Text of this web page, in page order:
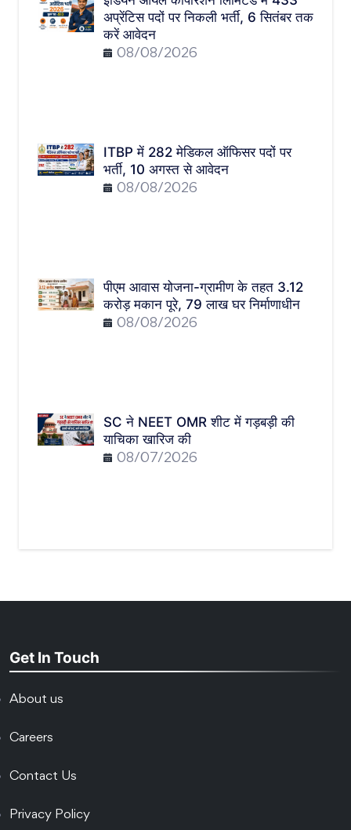
अप्रेंटिस पदों पर निकली भर्ती, 6 सितंबर तक
करें आवेदन
08/08/2026
ITBP में 282 मेडिकल ऑफिसर पदों पर
भर्ती, 10 अगस्त से आवेदन
08/08/2026
पीएम आवास योजना-ग्रामीण के तहत 3.12
करोड़ मकान पूरे, 79 लाख घर निर्माणाधीन
08/08/2026
SC ने NEET OMR शीट में गड़बड़ी की
याचिका खारिज की
08/07/2026
Get In Touch
About us
Careers
Contact Us
Privacy Policy